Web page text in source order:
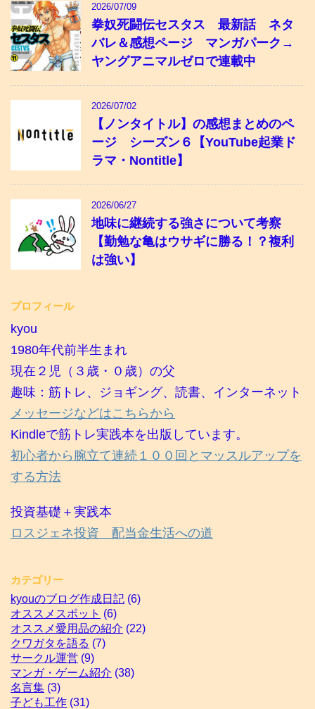
2026/07/09
拳奴死闘伝セスタス 最新話 ネタ
バレ＆感想ページ マンガパーク→
ヤングアニマルゼロで連載中
2026/07/02
【ノンタイトル】の感想まとめのペ
ージ シーズン６【YouTube起業ド
ラマ・Nontitle】
2026/06/27
地味に継続する強さについて考察
【勤勉な亀はウサギに勝る！？複利
は強い】
プロフィール
kyou
1980年代前半生まれ
現在２児（３歳・０歳）の父
趣味：筋トレ、ジョギング、読書、インターネット
メッセージなどはこちらから
Kindleで筋トレ実践本を出版しています。
初心者から腕立て連続１００回とマッスルアップを
する方法
投資基礎＋実践本
ロスジェネ投資 配当金生活への道
カテゴリー
kyouのブログ作成日記 (6)
オススメスポット (6)
オススメ愛用品の紹介 (22)
クワガタを語る (7)
サークル運営 (9)
マンガ・ゲーム紹介 (38)
名言集 (3)
子ども工作 (31)